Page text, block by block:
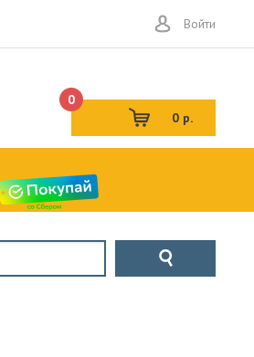
Войти
0
0 р.